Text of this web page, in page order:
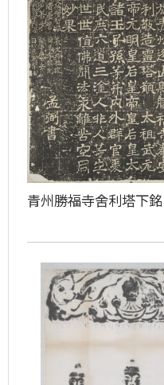
青州勝福寺舍利塔下銘